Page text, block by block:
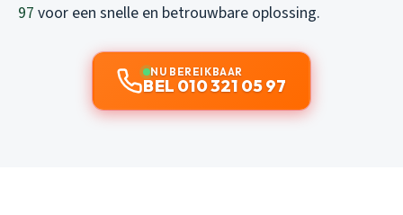
97 voor een snelle en betrouwbare oplossing.
NU BEREIKBAAR
BEL 010 321 05 97